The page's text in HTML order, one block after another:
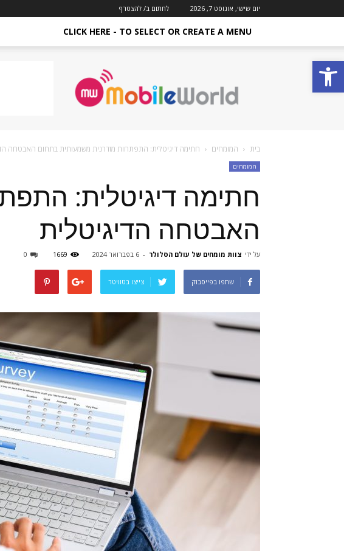
פתח סרגל נגישות
יום שישי, אוגוסט 7, 2026 לחתום ב/ להצטרף
CLICK HERE - TO SELECT OR CREATE A MENU
Mobile
World
בית המומחים חתימה דיגיטלית: התפתחות מודרנית משמעותית בתחום האבטחה
המומחים
חתימה דיגיטלית:
האבטחה הדיגיטלית
על ידי צוות מומחים של עולם הסלולר - 6 בפברואר 2024 1669
0
שתפו בפייסבוק צייצו בטוויטר